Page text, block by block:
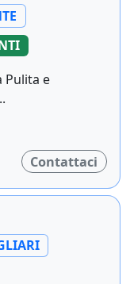
Pulita e
Contattaci